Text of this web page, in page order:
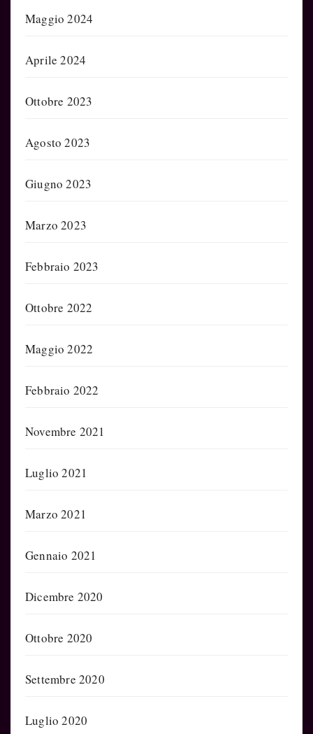
Maggio 2024
Aprile 2024
Ottobre 2023
Agosto 2023
Giugno 2023
Marzo 2023
Febbraio 2023
Ottobre 2022
Maggio 2022
Febbraio 2022
Novembre 2021
Luglio 2021
Marzo 2021
Gennaio 2021
Dicembre 2020
Ottobre 2020
Settembre 2020
Luglio 2020